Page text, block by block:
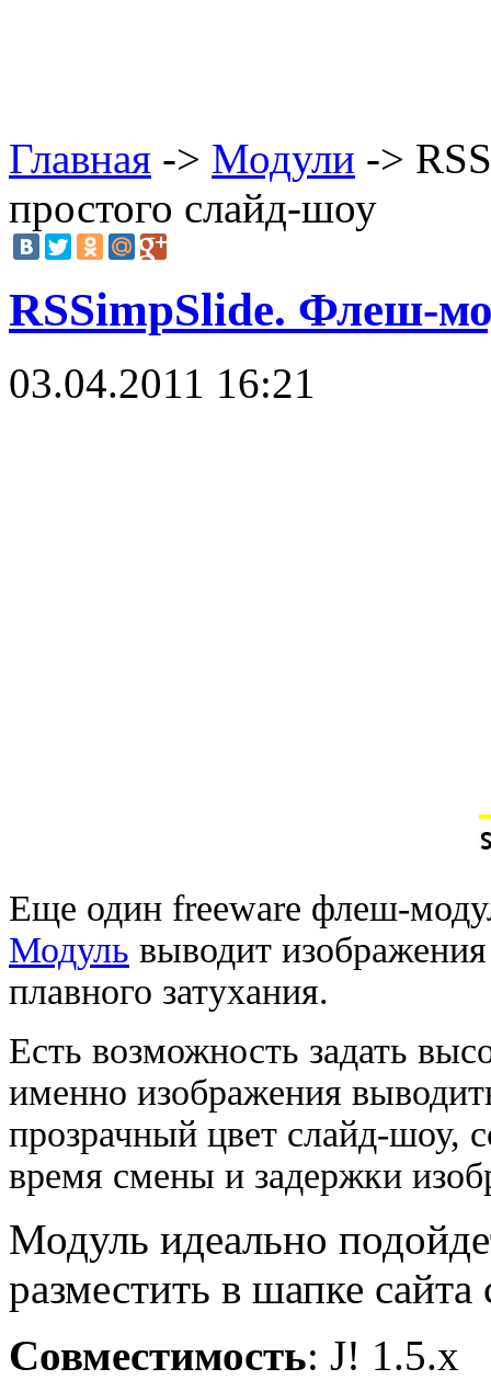
Главная -> Модули ->
простого слайд-шоу
RSSimpSlide. Флеш-
03.04.2011 16:21
Еще один freeware флеш-
Модуль выводит
плавного затухания.
Есть возможность задать
именно изображения
прозрачный цвет слайд-шоу,
время смены и задержки
Модуль идеально
разместить в шапке
Совместимость: J! 1.5.x